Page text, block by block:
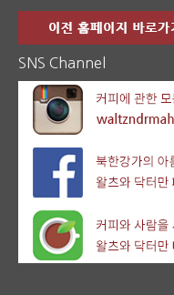
SNS Channel